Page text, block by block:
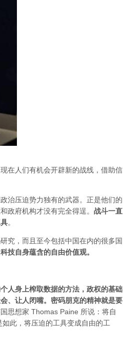
在人们有机会开辟新的战线，借助信
治压迫势力独有的武器。正是他们的
政府机构才没有完全得逞。 战斗一直
。
究，而且至今包括中国在内的很多国
技自身蕴含的自由价值观。
人身上榨取数据的方法，政权的基础
、让人闭嘴。密码朋克的精神就是要
思想家 Thomas Paine 所说：将自
此，将压迫的工具变成自由的工